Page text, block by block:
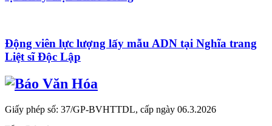
Động viên lực lượng lấy mẫu ADN tại Nghĩa trang
Liệt sĩ Độc Lập
Giấy phép số: 37/GP-BVHTTDL, cấp ngày 06.3.2026